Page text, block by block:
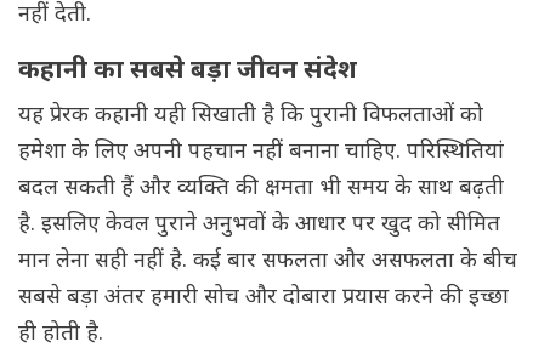
नहीं देती.
कहानी का सबसे बड़ा जीवन संदेश
यह प्रेरक कहानी यही सिखाती है कि पुरानी विफलताओं को
हमेशा के लिए अपनी पहचान नहीं बनाना चाहिए. परिस्थितियां
बदल सकती हैं और व्यक्ति की क्षमता भी समय के साथ बढ़ती
है. इसलिए केवल पुराने अनुभवों के आधार पर खुद को सीमित
मान लेना सही नहीं है. कई बार सफलता और असफलता के बीच
सबसे बड़ा अंतर हमारी सोच और दोबारा प्रयास करने की इच्छा
ही होती है.